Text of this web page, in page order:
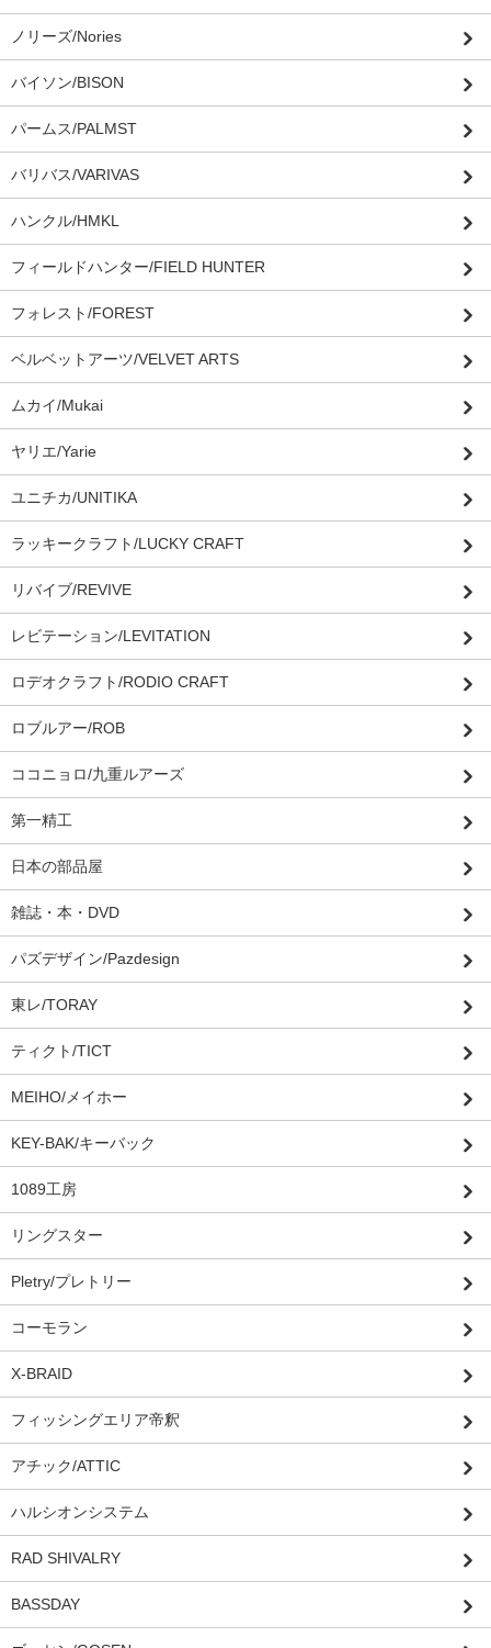
ノリーズ/Nories
バイソン/BISON
パームス/PALMST
バリバス/VARIVAS
ハンクル/HMKL
フィールドハンター/FIELD HUNTER
フォレスト/FOREST
ベルベットアーツ/VELVET ARTS
ムカイ/Mukai
ヤリエ/Yarie
ユニチカ/UNITIKA
ラッキークラフト/LUCKY CRAFT
リバイブ/REVIVE
レビテーション/LEVITATION
ロデオクラフト/RODIO CRAFT
ロブルアー/ROB
ココニョロ/九重ルアーズ
第一精工
日本の部品屋
雑誌・本・DVD
パズデザイン/Pazdesign
東レ/TORAY
ティクト/TICT
MEIHO/メイホー
KEY-BAK/キーバック
1089工房
リングスター
Pletry/プレトリー
コーモラン
X-BRAID
フィッシングエリア帝釈
アチック/ATTIC
ハルシオンシステム
RAD SHIVALRY
BASSDAY